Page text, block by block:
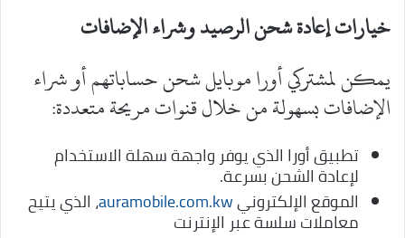
خيارات إعادة شحن الرصيد وشراء الإضافات
يمكن لمشتركي أورا موبايل شحن حساباتهم أو شراء
الإضافات بسهولة من خلال قنوات مريحة متعددة:
تطبيق أورا الذي يوفر واجهة سهلة الاستخدام
لإعادة الشحن بسرعة.
الموقع الإلكترونيauramobile.com.kw، الذي يتيح
معاملات سلسة عبر الإنترنت